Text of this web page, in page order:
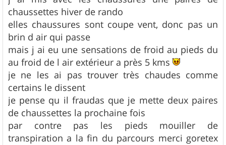
chaussettes hiver de rando
elles chaussures sont coupe vent, donc pas un
brin d air qui passe
mais j ai eu une sensations de froid au pieds du
au froid de l air extérieur a près 5 kms
je ne les ai pas trouver très chaudes comme
certains le dissent
je pense qu il fraudas que je mette deux paires
de chaussettes la prochaine fois
par contre pas les pieds mouiller de
transpiration a la fin du parcours merci goretex